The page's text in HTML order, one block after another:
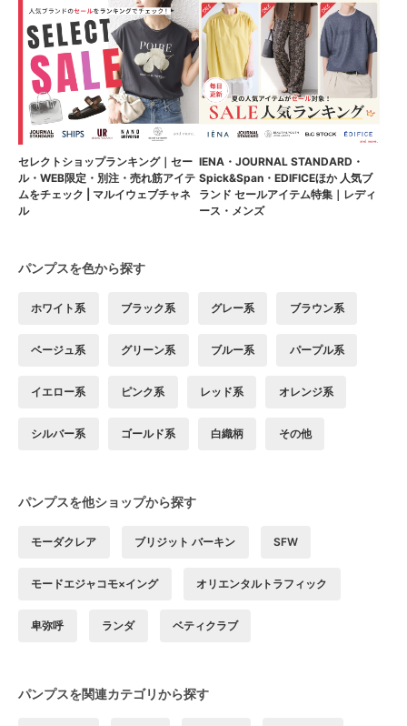
セレクトショップランキング｜セー
ル・WEB限定・別注・売れ筋アイテ
ムをチェック | マルイウェブチャネ
ル
IENA・JOURNAL STANDARD・
Spick&Span・EDIFICEほか 人気ブ
ランド セールアイテム特集｜レディ
ース・メンズ
パンプスを色から探す
ホワイト系 ブラック系 グレー系 ブラウン系
ベージュ系 グリーン系 ブルー系 パープル系
イエロー系 ピンク系 レッド系 オレンジ系
シルバー系 ゴールド系 白織柄 その他
パンプスを他ショップから探す
モーダクレア ブリジット バーキン SFW
モードエジャコモ×イング オリエンタルトラフィック
卑弥呼 ランダ ベティクラブ
パンプスを関連カテゴリから探す